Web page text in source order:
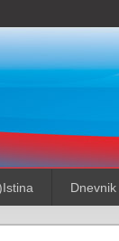
Dnevnik